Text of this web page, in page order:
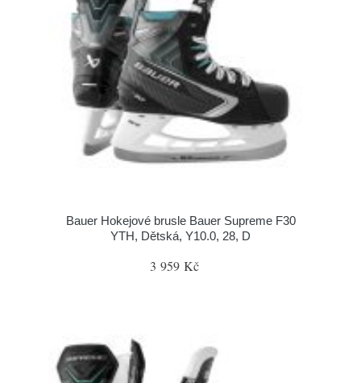
Bauer Hokejové brusle Bauer Supreme F30
YTH, Dětská, Y10.0, 28, D
3 959 Kč